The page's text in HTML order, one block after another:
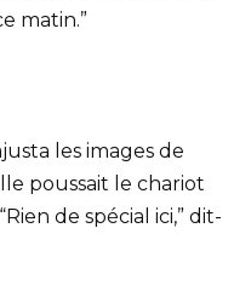
matin.”
les images de
poussait le chariot
de spécial ici,” dit-